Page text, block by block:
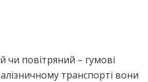
чи повітряний – гумові
транспорті вони